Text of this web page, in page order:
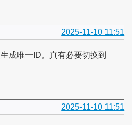
2025-11-10 11:51
成唯一ID。真有必要切换到
2025-11-10 11:51